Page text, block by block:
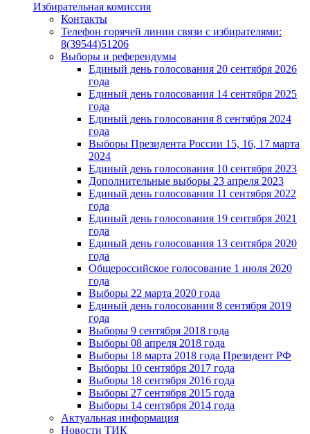
Избирательная комиссия
Контакты
Телефон горячей линии связи с избирателями:
8(39544)51206
Выборы и референдумы
Единый день голосования 20 сентября 2026
года
Единый день голосования 14 сентября 2025
года
Единый день голосования 8 сентября 2024
года
Выборы Президента России 15, 16, 17 марта
2024
Единый день голосования 10 сентября 2023
Дополнительные выборы 23 апреля 2023
Единый день голосования 11 сентября 2022
года
Единый день голосования 19 сентября 2021
года
Единый день голосования 13 сентября 2020
года
Общероссийское голосование 1 июля 2020
года
Выборы 22 марта 2020 года
Единый день голосования 8 сентября 2019
года
Выборы 9 сентября 2018 года
Выборы 08 апреля 2018 года
Выборы 18 марта 2018 года Президент РФ
Выборы 10 сентября 2017 года
Выборы 18 сентября 2016 года
Выборы 27 сентября 2015 года
Выборы 14 сентября 2014 года
Актуальная информация
Новости ТИК